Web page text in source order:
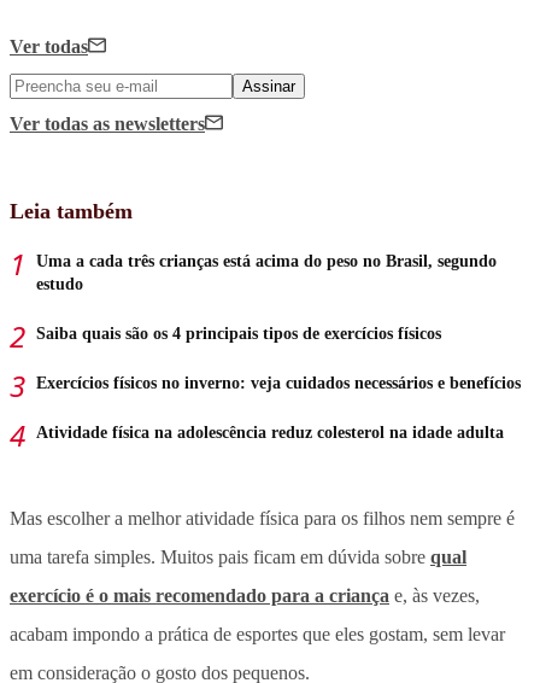
Ver todas
Assinar
Ver todas as newsletters
Leia também
Uma a cada três crianças está acima do peso no Brasil, segundo
estudo
Saiba quais são os 4 principais tipos de exercícios físicos
Exercícios físicos no inverno: veja cuidados necessários e benefícios
Atividade física na adolescência reduz colesterol na idade adulta
Mas escolher a melhor atividade física para os filhos nem sempre é
uma tarefa simples. Muitos pais ficam em dúvida sobre qual
exercício é o mais recomendado para a criança e, às vezes,
acabam impondo a prática de esportes que eles gostam, sem levar
em consideração o gosto dos pequenos.